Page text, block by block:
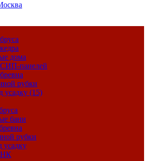
дома
панелей
рубки
усадку (15)
бани
рубки
усадку